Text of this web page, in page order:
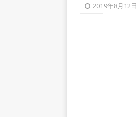
2019年8月12日